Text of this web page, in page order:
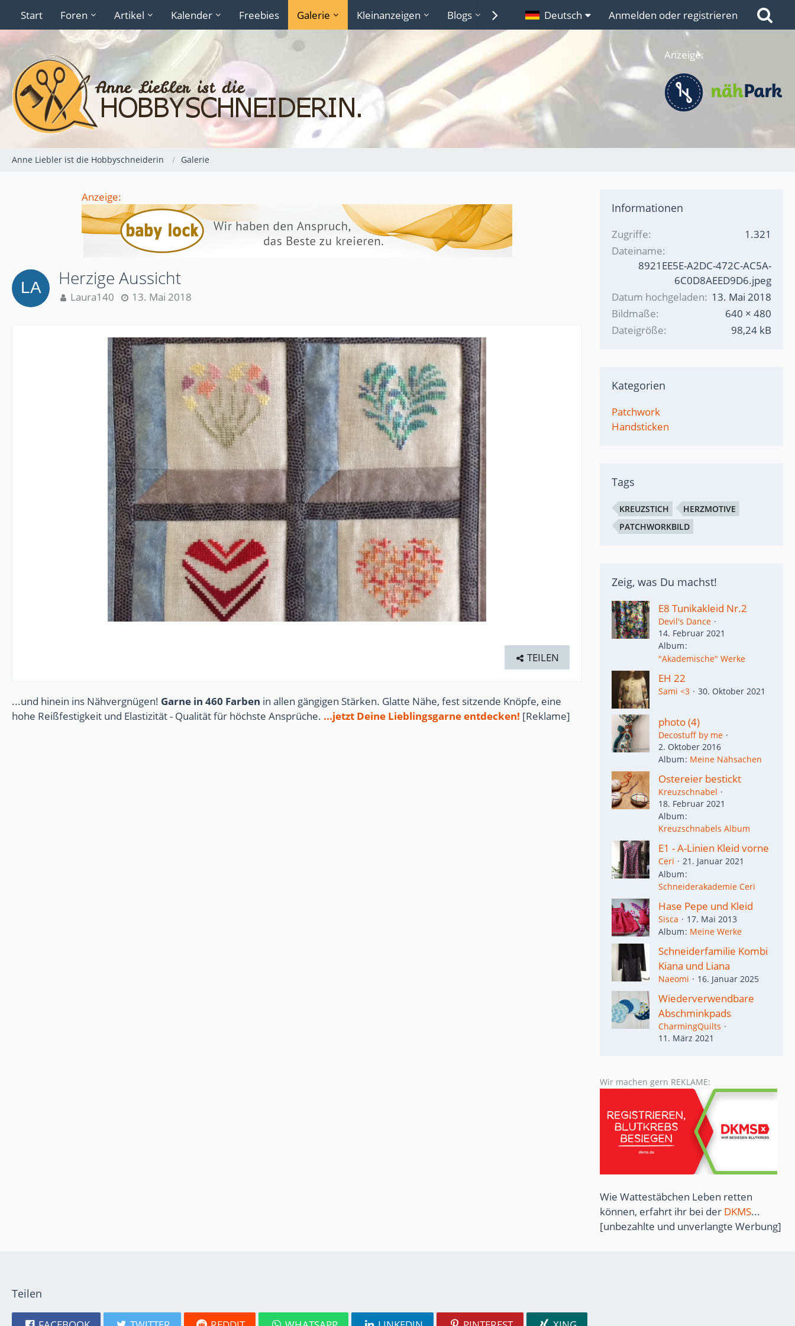
Start Foren Artikel Kalender Freebies Galerie Kleinanzeigen Blogs Lexikon Links
Deutsch Anmelden oder registrieren
Anzeige:
Anne Liebler ist die Hobbyschneiderin Galerie
Anzeige:
Herzige Aussicht
Laura140 13. Mai 2018
TEILEN
...und hinein ins Nähvergnügen! Garne in 460 Farben in allen gängigen Stärken. Glatte Nähe, fest sitzende Knöpfe, eine
hohe Reißfestigkeit und Elastizität - Qualität für höchste Ansprüche. ...jetzt Deine Lieblingsgarne entdecken! [Reklame]
Informationen
Zugriffe
1.321
Dateiname
8921EE5E-A2DC-472C-AC5A-
6C0D8AEED9D6.jpeg
Datum hochgeladen
13. Mai 2018
Bildmaße
640 × 480
Dateigröße
98,24 kB
Kategorien
Patchwork
Handsticken
Tags
KREUZSTICH
HERZMOTIVE
PATCHWORKBILD
Zeig, was Du machst!
E8 Tunikakleid Nr.2
Devil's Dance
14. Februar 2021
Album
"Akademische" Werke
EH 22
Sami <3 30. Oktober 2021
photo (4)
Decostuff by me
2. Oktober 2016
Album Meine Nähsachen
Ostereier bestickt
Kreuzschnabel
18. Februar 2021
Album
Kreuzschnabels Album
E1 - A-Linien Kleid vorne
Ceri
21. Januar 2021
Album
Schneiderakademie Ceri
Hase Pepe und Kleid
Sisca
17. Mai 2013
Album Meine Werke
Schneiderfamilie Kombi
Kiana und Liana
Naeomi 16. Januar 2025
Wiederverwendbare
Abschminkpads
CharmingQuilts
11. März 2021
Wir machen gern REKLAME:
Wie Wattestäbchen Leben retten
können, erfahrt ihr bei der DKMS...
[unbezahlte und unverlangte Werbung]
Teilen